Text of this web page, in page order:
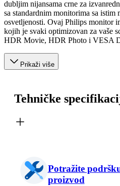
dubljim nijansama crne za
sa standardnim monitorima sa istim
osvetljenosti. Ovaj Philips monitor
kojih je svaki optimizovan za vaše
HDR Movie, HDR Photo i VESA
Prikaži više
Tehničke
Potražite
proizvod